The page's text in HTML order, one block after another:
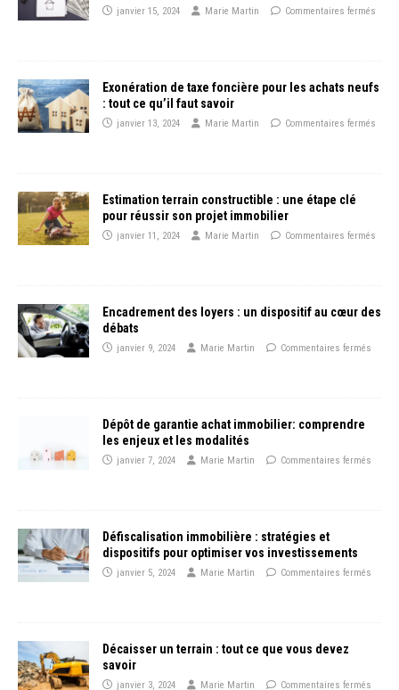
janvier 15, 2024 Marie Martin Commentaires fermés
Exonération de taxe foncière pour les achats neufs
: tout ce qu’il faut savoir
janvier 13, 2024 Marie Martin Commentaires fermés
Estimation terrain constructible : une étape clé
pour réussir son projet immobilier
janvier 11, 2024 Marie Martin Commentaires fermés
Encadrement des loyers : un dispositif au cœur des
débats
janvier 9, 2024 Marie Martin Commentaires fermés
Dépôt de garantie achat immobilier: comprendre
les enjeux et les modalités
janvier 7, 2024 Marie Martin Commentaires fermés
Défiscalisation immobilière : stratégies et
dispositifs pour optimiser vos investissements
janvier 5, 2024 Marie Martin Commentaires fermés
Décaisser un terrain : tout ce que vous devez
savoir
janvier 3, 2024 Marie Martin Commentaires fermés